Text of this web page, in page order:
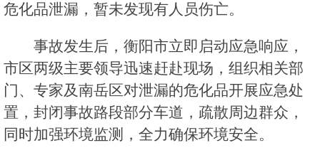
危化品泄漏，暂未发现有人员伤亡。
事故发生后，衡阳市立即启动应急响应，
市区两级主要领导迅速赶赴现场，组织相关部
门、专家及南岳区对泄漏的危化品开展应急处
置，封闭事故路段部分车道，疏散周边群众，
同时加强环境监测，全力确保环境安全。